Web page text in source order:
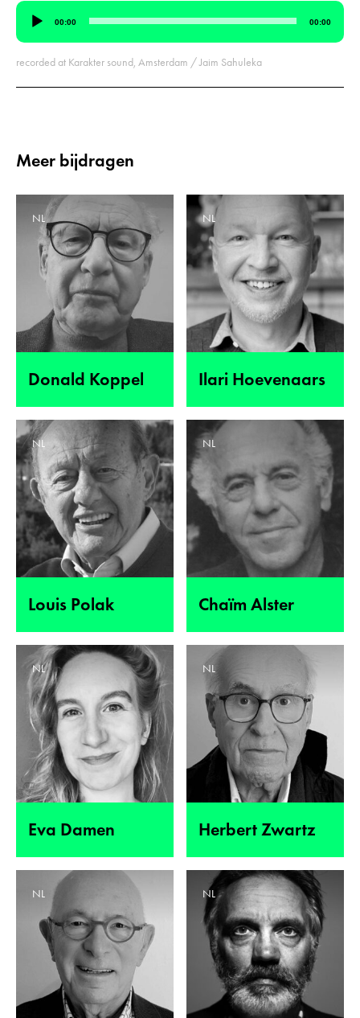
Audiospeler
00:00 00:00
recorded at Karakter sound, Amsterdam / Jaim Sahuleka
Meer bijdragen
Donald Koppel
NL
Ilari Hoevenaars
NL
Louis Polak
NL
Chaïm Alster
NL
Eva Damen
NL
Herbert Zwartz
NL
NL NL